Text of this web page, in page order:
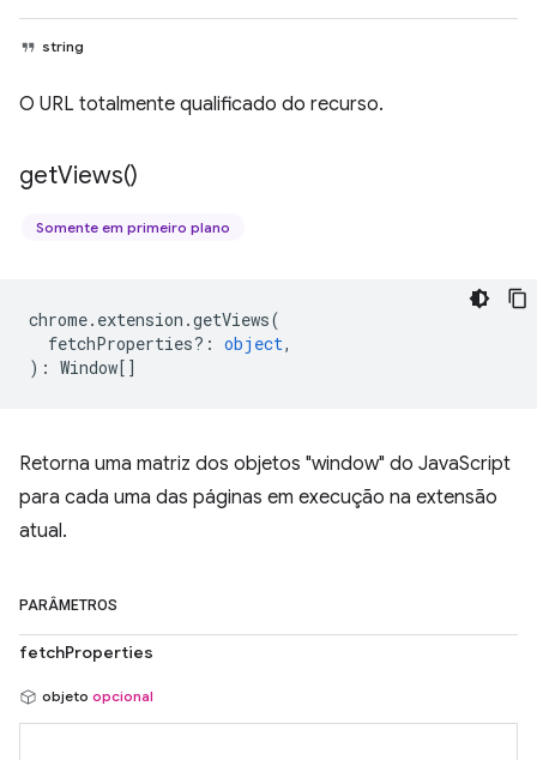
string
O URL totalmente qualificado do recurso.
getViews()
Somente em primeiro plano
chrome. extension .getViews(
fetchProperties? : object,
) : Window[]
Retorna uma matriz dos objetos "window" do JavaScript
para cada uma das páginas em execução na extensão
atual.
PARÂMETROS
fetchProperties
objeto opcional